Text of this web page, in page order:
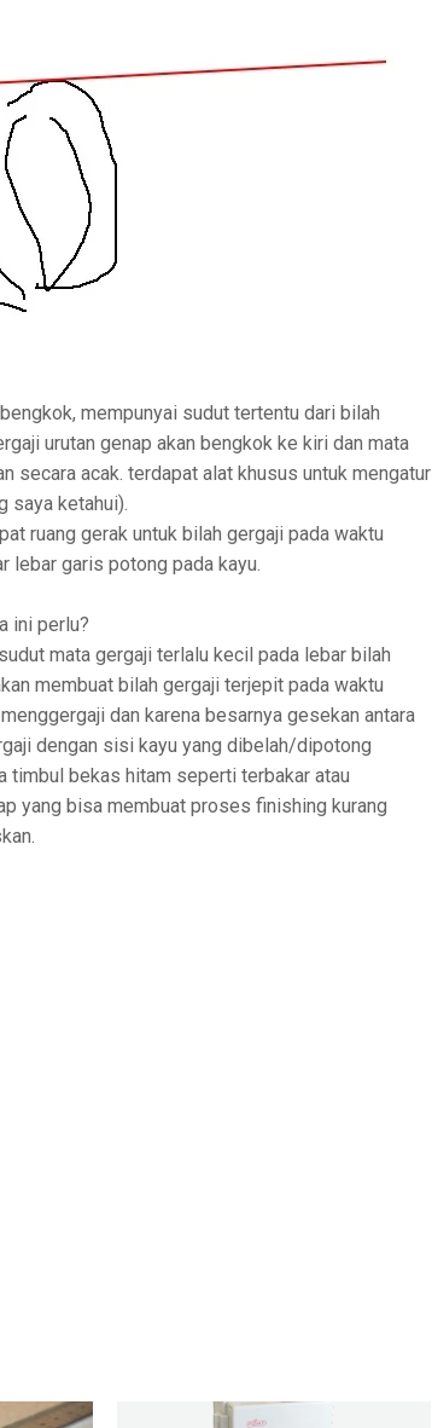
mempunyai sudut tertentu dari bilah
urutan genap akan bengkok ke kiri dan mata
secara acak. terdapat alat khusus untuk mengatur
saya ketahui).
ruang gerak untuk bilah gergaji pada waktu
lebar garis potong pada kayu.
ini perlu?
mata gergaji terlalu kecil pada lebar bilah
membuat bilah gergaji terjepit pada waktu
dan karena besarnya gesekan antara
dengan sisi kayu yang dibelah/dipotong
timbul bekas hitam seperti terbakar atau
yang bisa membuat proses finishing kurang